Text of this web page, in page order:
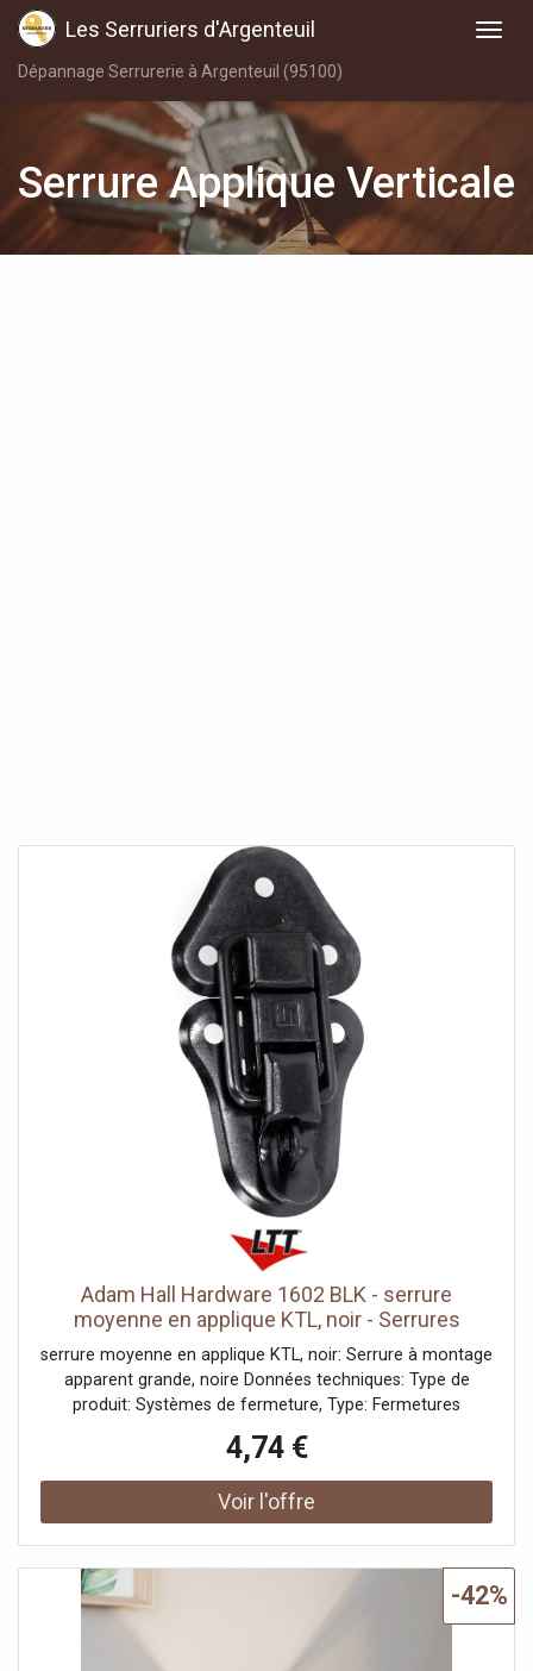
Les Serruriers d'Argenteuil
Dépannage Serrurerie à Argenteuil (95100)
Serrure Applique Verticale
Adam Hall Hardware 1602 BLK - serrure
moyenne en applique KTL, noir - Serrures
serrure moyenne en applique KTL, noir: Serrure à montage
apparent grande, noire Données techniques: Type de
produit: Systèmes de fermeture, Type: Fermetures
noir, Ø trous de fixation: 4,9 mm, Verrouillable: avec
oeillets pour cadenas, Largeur: 50 mm, Hauteur (mm): 97
mm, Poids: 0,056 kg, Autres propriétés: Systèmes de
fermeture
4,74 €
-42%